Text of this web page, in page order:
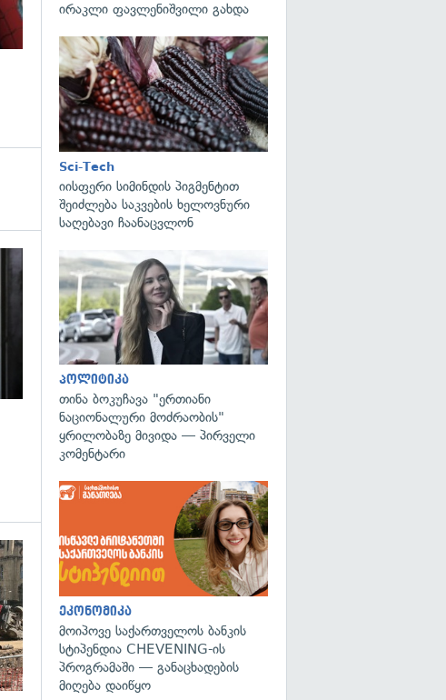
გადახედვა
გადახედვა
ირაკლი ფავლენიშვილი გახდა
Sci-Tech
იისფერი სიმინდის პიგმენტით
შეიძლება საკვების ხელოვნური
საღებავი ჩაანაცვლონ
პოლიტიკა
თინა ბოკუჩავა "ერთიანი
ნაციონალური მოძრაობის"
ყრილობაზე მივიდა — პირველი
კომენტარი
ეკონომიკა
მოიპოვე საქართველოს ბანკის
სტიპენდია CHEVENING-ის
პროგრამაში — განაცხადების
მიღება დაიწყო